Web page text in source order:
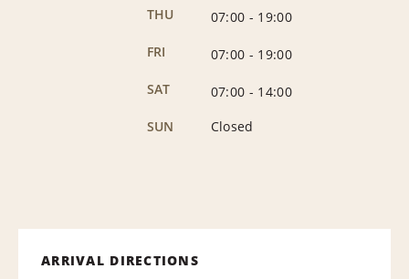
THU
07:00 - 19:00
FRI
07:00 - 19:00
SAT
07:00 - 14:00
SUN
Closed
ARRIVAL DIRECTIONS